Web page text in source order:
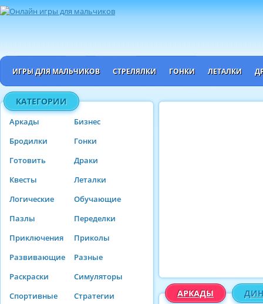
ИГРЫ ДЛЯ МАЛЬЧИКОВ СТРЕЛЯЛКИ ГОНКИ ЛЕТАЛКИ
КАТЕГОРИИ
Аркады
Бизнес
Бродилки
Гонки
Готовить
Драки
Квесты
Леталки
Логические
Обучающие
Пазлы
Переделки
Приключения
Приколы
Развивающие
Разные
Раскраски
Симуляторы
Спортивные
Стратегии
АРКАДЫ